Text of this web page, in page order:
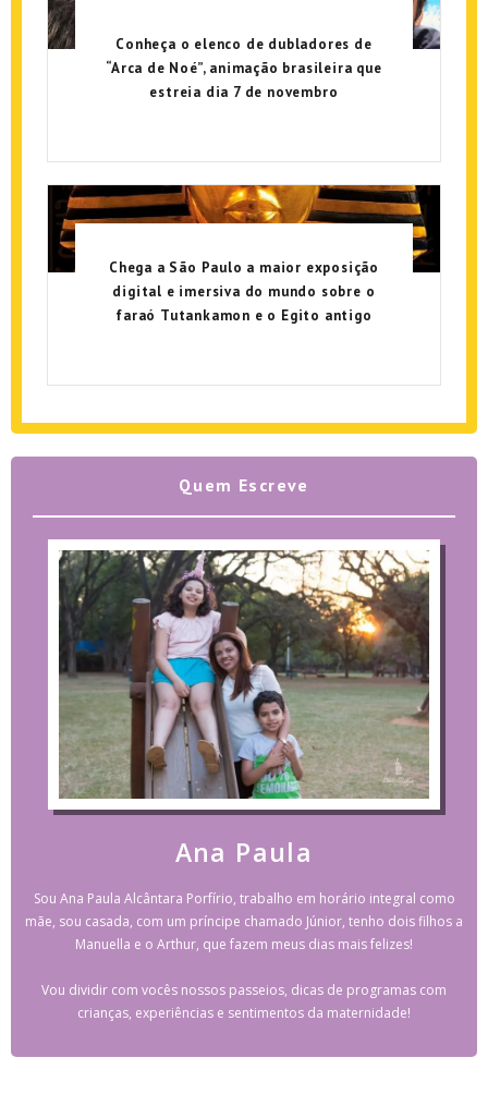
Conheça o elenco de dubladores de
“Arca de Noé”, animação brasileira que
estreia dia 7 de novembro
Chega a São Paulo a maior exposição
digital e imersiva do mundo sobre o
faraó Tutankamon e o Egito antigo
Quem Escreve
Ana Paula
Sou Ana Paula Alcântara Porfírio, trabalho em horário integral como
mãe, sou casada, com um príncipe chamado Júnior, tenho dois filhos a
Manuella e o Arthur, que fazem meus dias mais felizes!
Vou dividir com vocês nossos passeios, dicas de programas com
crianças, experiências e sentimentos da maternidade!